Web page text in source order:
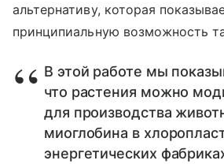
альтернативу, которая
принципиальную возможность
В этой работе мы
что растения можно
для производства
миоглобина в
энергетических